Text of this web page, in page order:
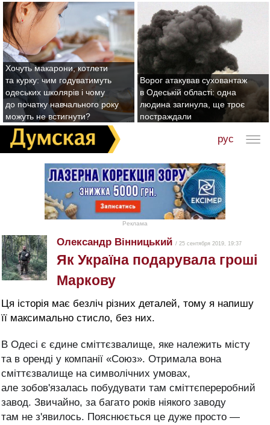
Хочуть макарони, котлети
та курку: чим годуватимуть
одеських школярів і чому
до початку навчального року
можуть не встигнути?
Ворог атакував суховантаж
в Одеській області: одна
людина загинула, ще троє
постраждали
рус
Реклама
Олександр Вінницький / 25 сентября 2019, 19:37
Як Україна подарувала гроші
Маркову
Ця історія має безліч різних деталей, тому я напишу
її максимально стисло, без них.
В Одесі є єдине сміттєзвалище, яке належить місту
та в оренді у компанії «Союз». Отримала вона
сміттєзвалище на символічних умовах,
але зобов'язалась побудувати там сміттєпереробний
завод. Звичайно, за багато років ніякого заводу
там не з'явилось. Пояснюється це дуже просто —